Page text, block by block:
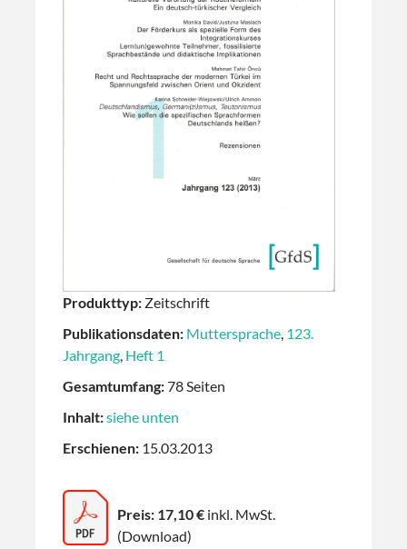
Produkttyp: Zeitschrift
Publikationsdaten: Muttersprache, 123.
Jahrgang, Heft 1
Gesamtumfang:78 Seiten
Inhalt:siehe unten
Erschienen: 15.03.2013
Preis: 17,10 € inkl. MwSt.
(Download)